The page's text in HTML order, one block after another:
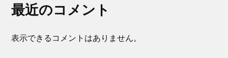
最近のコメント
表示できるコメントはありません。